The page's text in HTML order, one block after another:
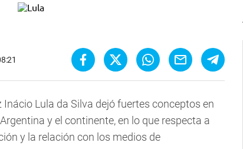
Lula da Silva dejó fuertes conceptos en
y el continente, en lo que respecta a
y la relación con los medios de